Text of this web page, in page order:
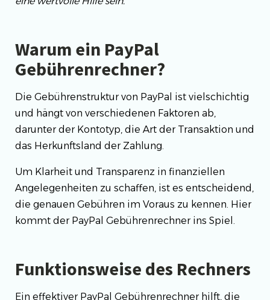
Warum ein PayPal
Gebührenrechner?
Die Gebührenstruktur von PayPal ist vielschichtig
und hängt von verschiedenen Faktoren ab,
darunter der Kontotyp, die Art der Transaktion und
das Herkunftsland der Zahlung.
Um Klarheit und Transparenz in finanziellen
Angelegenheiten zu schaffen, ist es entscheidend,
die genauen Gebühren im Voraus zu kennen. Hier
kommt der PayPal Gebührenrechner ins Spiel.
Funktionsweise des Rechners
Ein effektiver PayPal Gebührenrechner hilft, die